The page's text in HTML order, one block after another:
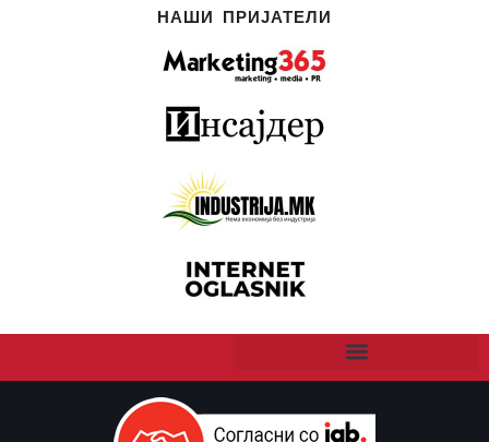
НАШИ ПРИЈАТЕЛИ